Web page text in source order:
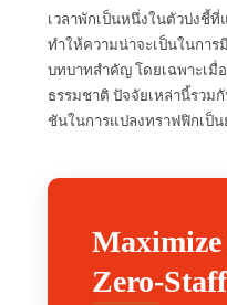
เวลาพักเป็นหนึ่งในตัวบ่งชี้
ทำให้ความน่าจะเป็นในกา
บทบาทสำคัญ โดยเฉพาะเมื่
ธรรมชาติ ปัจจัยเหล่านี้รวม
ชันในการแปลงทราฟฟิกเป็
Maximize
Zero-